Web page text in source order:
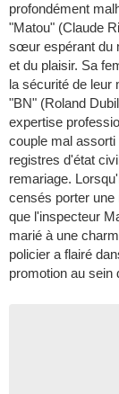
profondément
"Matou" (Claude
sœur espérant du
et du plaisir. Sa
la sécurité de leur
"BN" (Roland
expertise
couple mal assorti
registres d'état
remariage.
censés porter une
que l'inspecteur
marié à une
policier a flairé
promotion au sein